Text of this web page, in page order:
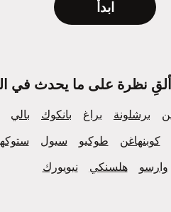
ابدأ
بالي بانكوك براغ برشلونة
سيول طوكيو كوبنهاغن
نيويورك
هلسنكي وارسو